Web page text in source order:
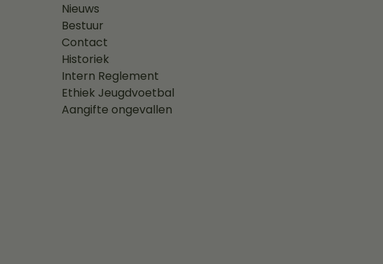
Nieuws
Bestuur
Contact
Historiek
Intern Reglement
Ethiek Jeugdvoetbal
Aangifte ongevallen